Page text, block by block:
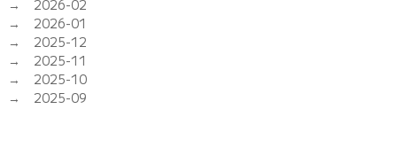
2026-02
2026-01
2025-12
2025-11
2025-10
2025-09